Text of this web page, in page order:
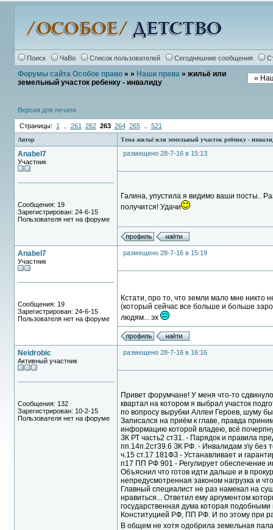
Поиск ЧаВо Список пользователей Сегодняшние сообщения
Форумы сайта Особое право» » Наши права» жильё или
земельный участок ребенку - инвалиду
Версия для печати
Страницы: 1 261 262 263 264 265.. 521
Автор Тема жильё или земельный участок ребенку -
Anabel7
Участник
Сообщения: 19
Зарегистрирован: 24-6-15
Пользователя нет на форуме
размещено 28-7-16 в 15:13
Галина, упустила я видимо ваши посты..
получится! Удачи
Anabel7
Участник
Сообщения: 19
Зарегистрирован: 24-6-15
Пользователя нет на форуме
размещено 28-7-16 в 15:19
Кстати, про то, что земли мало мне никто
(который сейчас все больше и больше
людям... эх
Neidrobic
Активный участник
Сообщения: 132
Зарегистрирован: 10-2-15
Пользователя нет на форуме
размещено 28-7-16 в 16:16
Привет форумчане! У меня что-то
квартал на котором я выбрал участок
по вопросу вырубки Аллеи Героев, шуму
Записался на приём к главе, правда
информацию которой владею, всё
ЗК РТ часть2 ст31. - Парядок и правила
пп.14п.2ст39.6 ЗК РФ. - Инвалидам з\у без
ч.15 ст.17 181ФЗ - Устанавливает и
п17 ПП РФ 901 - Регулирует обеспечение
Объяснил что готов идти дальше и в
непредусмотренная законом нагрузка и
Главный специалист не раз намекал на
нравиться... Ответил ему аргументом
государственная дума которая
Конституцией РФ, ПП РФ. И по этому при
В общем не хотя одобрила земельная